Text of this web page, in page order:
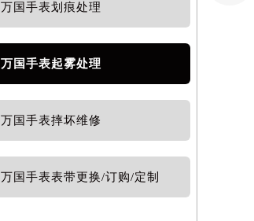
万国手表划痕处理
万国手表起雾处理
万国手表摔坏维修
万国手表表带更换/订购/定制